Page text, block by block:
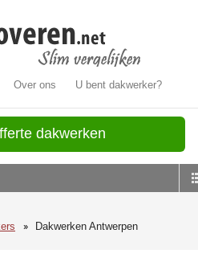
Over ons U bent dakwerker?
dakwerken
Dakwerken Antwerpen